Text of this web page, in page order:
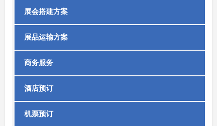
展会搭建方案
展品运输方案
商务服务
酒店预订
机票预订